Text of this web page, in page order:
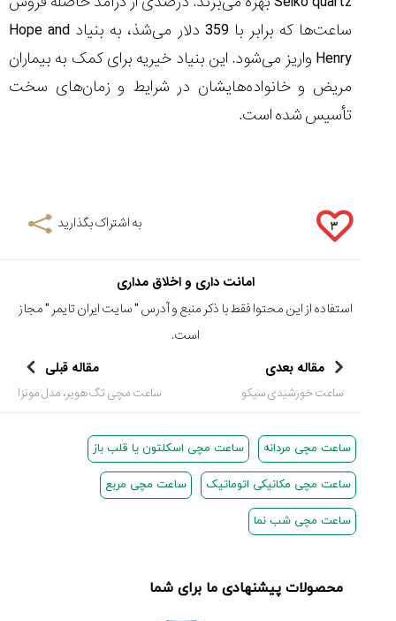
ساعت‌ها که برابر با 359 دلار می‌شذ، به بنیاد
Hope and
Henry واریز می‌شود. این بنیاد خیریه برای کمک به بیماران
مریض و خانواده‌هایشان در شرایط و زمان‌های سخت
تأسیس شده است.
۳ به اشتراک بگذارید
امانت داری و اخلاق مداری
استفاده از این محتوا فقط با ذکر منبع و آدرس "سایت ایران تایمر " مجاز
است.
مقاله بعدی
ساعت خورشیدی سیکو
مقاله قبلی
ساعت مچی تگ هویر، مدل مونزا
ساعت مچی مردانه ساعت مچی اسکلتون یا قلب باز
ساعت مچی مکانیکی اتوماتیک ساعت مچی مربع
ساعت مچی شب نما
محصولات پیشنهادی ما برای شما